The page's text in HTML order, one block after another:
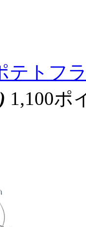
テトフ
1,100ポ